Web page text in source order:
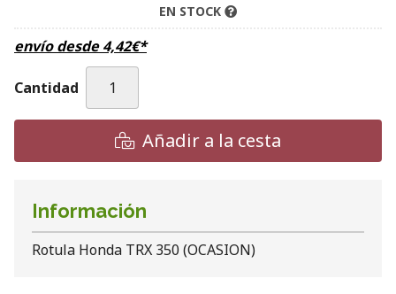
EN STOCK
envío desde4,42€*
Cantidad
Añadir a la cesta
Información
Rotula Honda TRX 350 (OCASION)